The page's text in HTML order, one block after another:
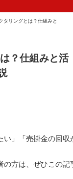
タリングとは？仕組みと
？仕組みと活
い」「売掛金の回
方は、ぜひこの記